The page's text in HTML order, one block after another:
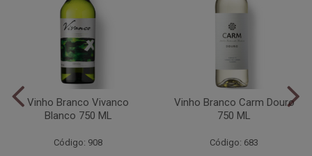
Vinho Branco Vivanco
Blanco 750 ML
Código: 908
Vinho Branco Carm Douro
750 ML
Código: 683